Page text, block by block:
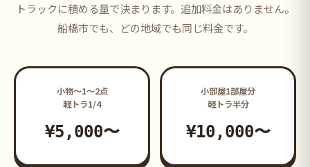
トラックに積める量で決まります。追加料金はありません。
船橋市でも、どの地域でも同じ料金です。
小物〜1〜2点
軽トラ1/4
¥5,000〜
小部屋1部屋分
軽トラ半分
¥10,000〜